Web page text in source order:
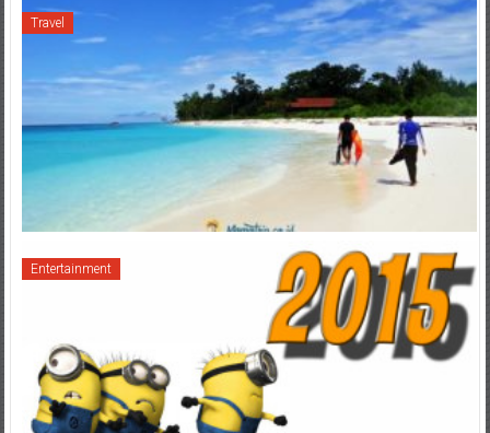
Travel
Entertainment